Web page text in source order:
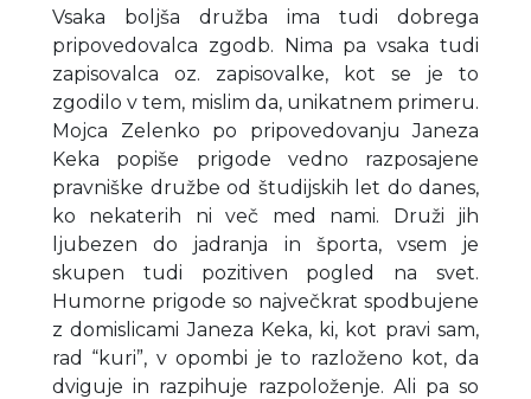
Vsaka boljša družba ima tudi dobrega
pripovedovalca zgodb. Nima pa vsaka tudi
zapisovalca oz. zapisovalke, kot se je to
zgodilo v tem, mislim da, unikatnem primeru.
Mojca Zelenko po pripovedovanju Janeza
Keka popiše prigode vedno razposajene
pravniške družbe od študijskih let do danes,
ko nekaterih ni več med nami. Druži jih
ljubezen do jadranja in športa, vsem je
skupen tudi pozitiven pogled na svet.
Humorne prigode so največkrat spodbujene
z domislicami Janeza Keka, ki, kot pravi sam,
rad “kuri”, v opombi je to razloženo kot, da
dviguje in razpihuje razpoloženje. Ali pa so